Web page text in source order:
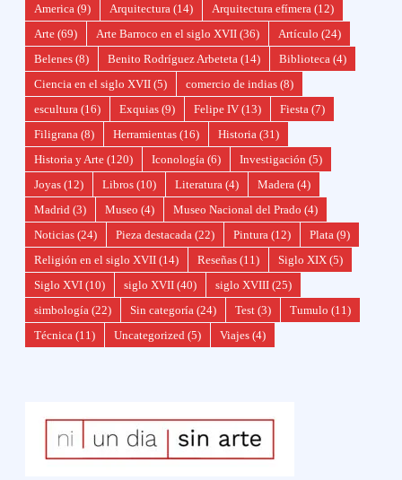
America (9) Arquitectura (14) Arquitectura efímera (12)
Arte (69) Arte Barroco en el siglo XVII (36) Artículo (24)
Belenes (8) Benito Rodríguez Arbeteta (14) Biblioteca (4)
Ciencia en el siglo XVII (5) comercio de indias (8)
escultura (16) Exquias (9) Felipe IV (13) Fiesta (7)
Filigrana (8) Herramientas (16) Historia (31)
Historia y Arte (120) Iconología (6) Investigación (5)
Joyas (12) Libros (10) Literatura (4) Madera (4)
Madrid (3) Museo (4) Museo Nacional del Prado (4)
Noticias (24) Pieza destacada (22) Pintura (12) Plata (9)
Religión en el siglo XVII (14) Reseñas (11) Siglo XIX (5)
Siglo XVI (10) siglo XVII (40) siglo XVIII (25)
simbología (22) Sin categoría (24) Test (3) Tumulo (11)
Técnica (11) Uncategorized (5) Viajes (4)